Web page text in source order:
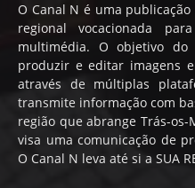
O Canal N é uma
regional vocacionada
multimédia. O objetivo
produzir e editar imagens
através de múltiplas
transmite informação com
região que abrange Trás-
visa uma comunicação de
O Canal N leva até si a SUA